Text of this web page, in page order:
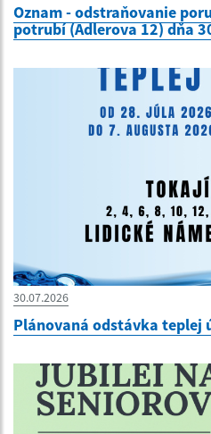
Oznam - odstraňovanie
potrubí (Adlerova 12) dňa
30.07.2026
Plánovaná odstávka teplej